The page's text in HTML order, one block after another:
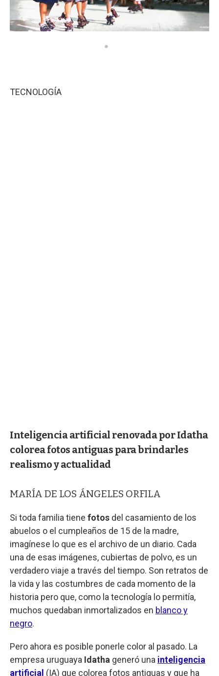
TECNOLOGÍA
Inteligencia artificial renovada por Idatha
colorea fotos antiguas para brindarles
realismo y actualidad
MARÍA DE LOS ÁNGELES ORFILA
Si toda familia tiene fotos del casamiento de los
abuelos o el cumpleaños de 15 de la madre,
imagínese lo que es el archivo de un diario. Cada
una de esas imágenes, cubiertas de polvo, es un
verdadero viaje a través del tiempo. Son retratos de
la vida y las costumbres de cada momento de la
historia pero que, como la tecnología lo permitía,
muchos quedaban inmortalizados en blanco y
negro.
Pero ahora es posible ponerle color al pasado. La
empresa uruguaya Idatha generó una inteligencia
artificial (IA) que colorea fotos antiguas y que ha